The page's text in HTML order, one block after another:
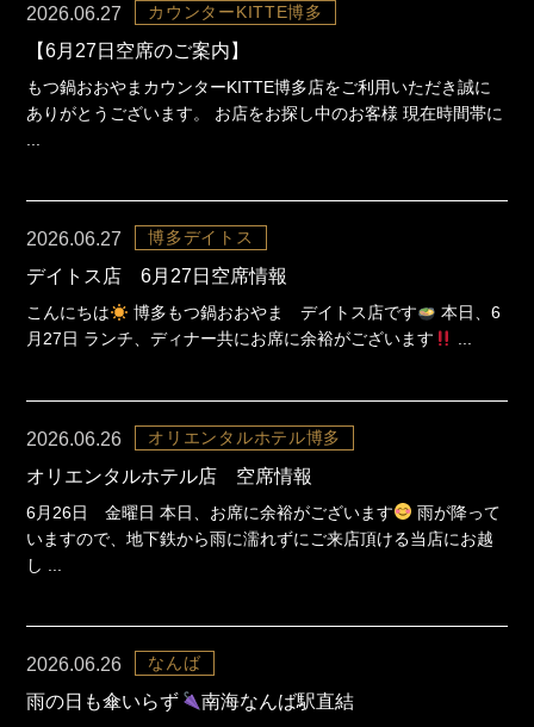
2026.06.27 カウンターKITTE博多
【6月27日空席のご案内】
もつ鍋おおやまカウンターKITTE博多店をご利用いただき誠に
ありがとうございます。 お店をお探し中のお客様 現在時間帯に
2026.06.27 博多デイトス
デイトス店 6月27日空席情報
こんにちは 博多もつ鍋おおやま デイトス店です
本日、6
月27日 ランチ、ディナー共にお席に余裕がございます
...
2026.06.26 オリエンタルホテル博多
オリエンタルホテル店 空席情報
6月26日 金曜日 本日、お席に余裕がございます
雨が降って
いますので、地下鉄から雨に濡れずにご来店頂ける当店にお越
し ...
2026.06.26 なんば
雨の日も傘いらず 南海なんば駅直結